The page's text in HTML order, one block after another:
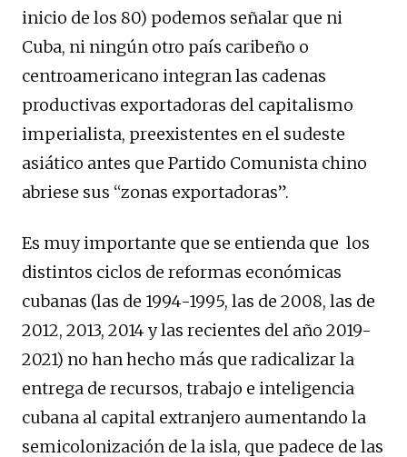
inicio de los 80) podemos señalar que ni
Cuba, ni ningún otro país caribeño o
centroamericano integran las cadenas
productivas exportadoras del capitalismo
imperialista, preexistentes en el sudeste
asiático antes que Partido Comunista chino
abriese sus “zonas exportadoras”.
Es muy importante que se entienda que los
distintos ciclos de reformas económicas
cubanas (las de 1994-1995, las de 2008, las de
2012, 2013, 2014 y las recientes del año 2019-
2021) no han hecho más que radicalizar la
entrega de recursos, trabajo e inteligencia
cubana al capital extranjero aumentando la
semicolonización de la isla, que padece de las